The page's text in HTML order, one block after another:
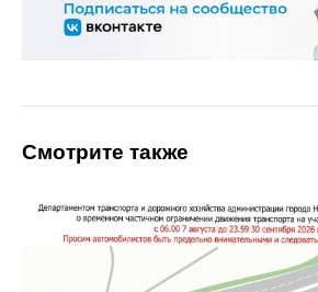
Смотрите также